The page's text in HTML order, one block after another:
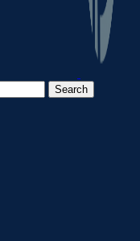
Search